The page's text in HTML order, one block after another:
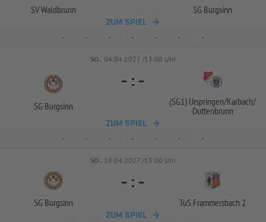
SV Waldbrunn SG Burgsinn
ZUM SPIEL
- - - - - - -
SO.. 04.04.2027 /13:00 Uhr
SG Burgsinn
- : -
(SG1) Urspringen/Karbach/
Duttenbrunn
ZUM SPIEL
- - - - - - -
SO.. 18.04.2027 /13:00 Uhr
SG Burgsinn
- : -
TuS Frammersbach 2
ZUM SPIEL